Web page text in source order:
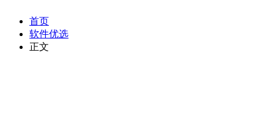
首页
软件优选
正文